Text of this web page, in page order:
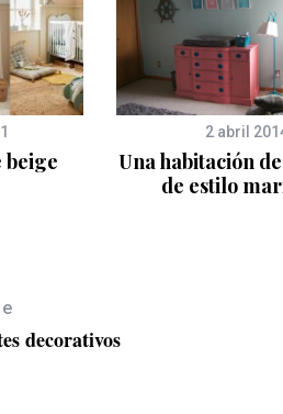
2 abril
Una habitación
de estilo
decorativos